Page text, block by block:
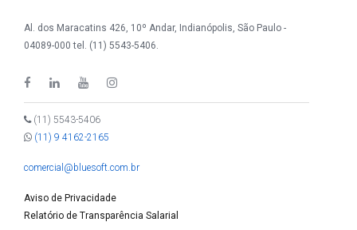
Al. dos Maracatins 426, 10º Andar, Indianópolis, São Paulo -
04089-000 tel. (11) 5543-5406.
(11) 5543-5406
(11) 9 4162-2165
comercial@bluesoft.com.br
Aviso de Privacidade
Relatório de Transparência Salarial